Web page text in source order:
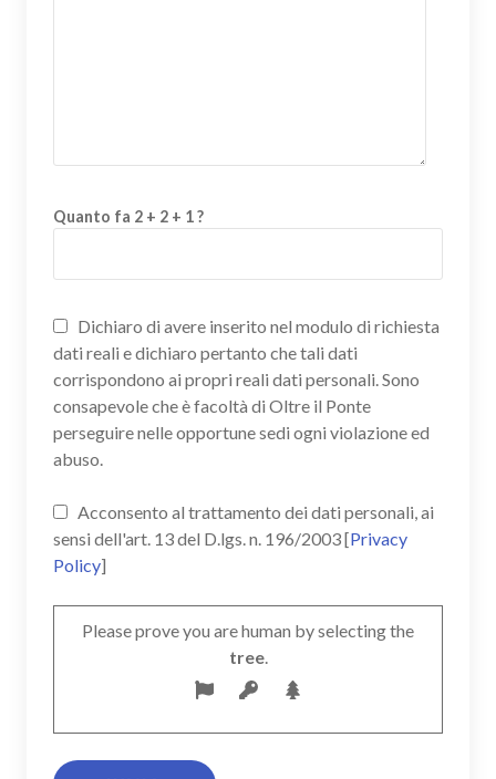
Quanto fa 2 + 2 + 1 ?
Dichiaro di avere inserito nel modulo di richiesta
dati reali e dichiaro pertanto che tali dati
corrispondono ai propri reali dati personali. Sono
consapevole che è facoltà di Oltre il Ponte
perseguire nelle opportune sedi ogni violazione ed
abuso.
Acconsento al trattamento dei dati personali, ai
sensi dell'art. 13 del D.lgs. n. 196/2003 [Privacy
Policy]
Please prove you are human by selecting the
tree.